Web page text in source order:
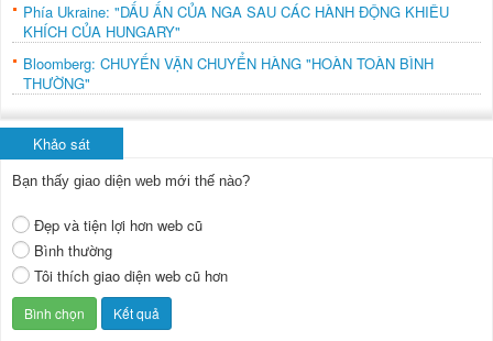
Phía Ukraine: "DẤU ẤN CỦA NGA SAU CÁC HÀNH ĐỘNG KHIÊU
KHÍCH CỦA HUNGARY"
Bloomberg: CHUYẾN VẬN CHUYỂN HÀNG "HOÀN TOÀN BÌNH
THƯỜNG"
Khảo sát
Bạn thấy giao diện web mới thế nào?
Đẹp và tiện lợi hơn web cũ
Bình thường
Tôi thích giao diện web cũ hơn